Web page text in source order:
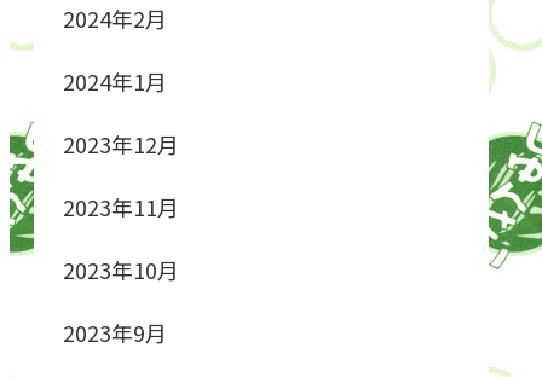
2024年2月
2024年1月
2023年12月
2023年11月
2023年10月
2023年9月